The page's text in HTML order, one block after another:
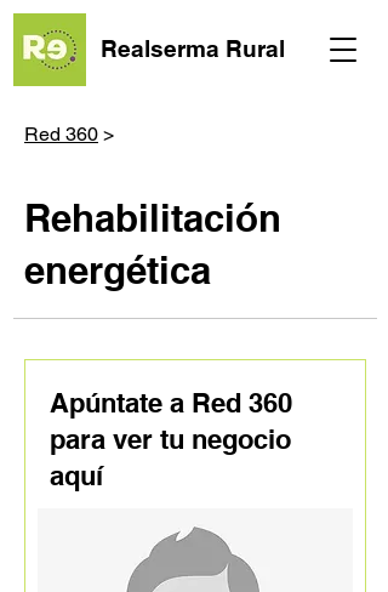
Realserma Rural
Red 360 >
Rehabilitación
energética
Apúntate a Red 360
para ver tu negocio
aquí